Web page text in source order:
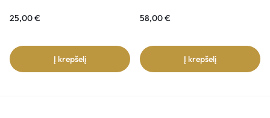
25,00€
Į krepšelį
58,00€
Į krepšelį